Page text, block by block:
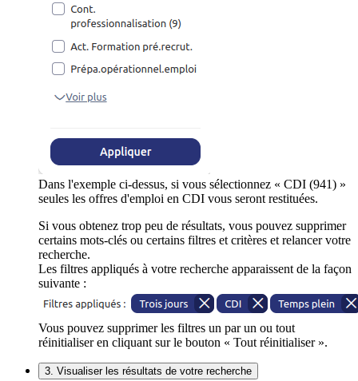
Dans l'exemple ci-dessus, si vous sélectionnez « CDI (941) »
seules les offres d'emploi en CDI vous seront restituées.
Si vous obtenez trop peu de résultats, vous pouvez supprimer
certains mots-clés ou certains filtres et critères et relancer votre
recherche.
Les filtres appliqués à votre recherche apparaissent de la façon
suivante :
Vous pouvez supprimer les filtres un par un ou tout
réinitialiser en cliquant sur le bouton « Tout réinitialiser ».
3. Visualiser les résultats de votre recherche